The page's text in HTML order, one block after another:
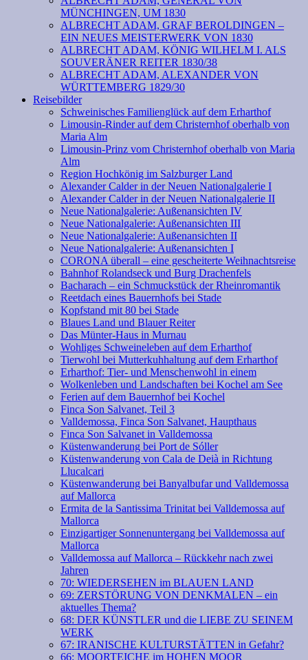
MÜNCHINGEN, UM 1830
ALBRECHT ADAM, GRAF BEROLDINGEN –
EIN NEUES MEISTERWERK VON 1830
ALBRECHT ADAM, KÖNIG WILHELM I. ALS
SOUVERÄNER REITER 1830/38
ALBRECHT ADAM, ALEXANDER VON
WÜRTTEMBERG 1829/30
Reisebilder
Schweinisches Familienglück auf dem Erharthof
Limousin-Rinder auf dem Christernhof oberhalb von
Maria Alm
Limousin-Prinz vom Christernhof oberhalb von Maria
Alm
Region Hochkönig im Salzburger Land
Alexander Calder in der Neuen Nationalgalerie I
Alexander Calder in der Neuen Nationalgalerie II
Neue Nationalgalerie: Außenansichten IV
Neue Nationalgalerie: Außenansichten III
Neue Nationalgalerie: Außenansichten II
Neue Nationalgalerie: Außenansichten I
CORONA überall – eine gescheiterte Weihnachtsreise
Bahnhof Rolandseck und Burg Drachenfels
Bacharach – ein Schmuckstück der Rheinromantik
Reetdach eines Bauernhofs bei Stade
Kopfstand mit 80 bei Stade
Blaues Land und Blauer Reiter
Das Münter-Haus in Murnau
Wohliges Schweineleben auf dem Erharthof
Tierwohl bei Mutterkuhhaltung auf dem Erharthof
Erharthof: Tier- und Menschenwohl in einem
Wolkenleben und Landschaften bei Kochel am See
Ferien auf dem Bauernhof bei Kochel
Finca Son Salvanet, Teil 3
Valldemossa, Finca Son Salvanet, Haupthaus
Finca Son Salvanet in Valldemossa
Küstenwanderung bei Port de Sóller
Küstenwanderung von Cala de Deià in Richtung
Llucalcari
Küstenwanderung bei Banyalbufar und Valldemossa
auf Mallorca
Ermita de la Santissima Trinitat bei Valldemossa auf
Mallorca
Einzigartiger Sonnenuntergang bei Valldemossa auf
Mallorca
Valldemossa auf Mallorca – Rückkehr nach zwei
Jahren
70: WIEDERSEHEN im BLAUEN LAND
69: ZERSTÖRUNG VON DENKMALEN – ein
aktuelles Thema?
68: DER KÜNSTLER und die LIEBE ZU SEINEM
WERK
67: IRANISCHE KULTURSTÄTTEN in Gefahr?
66: MOORTEICHE im HOHEN MOOR